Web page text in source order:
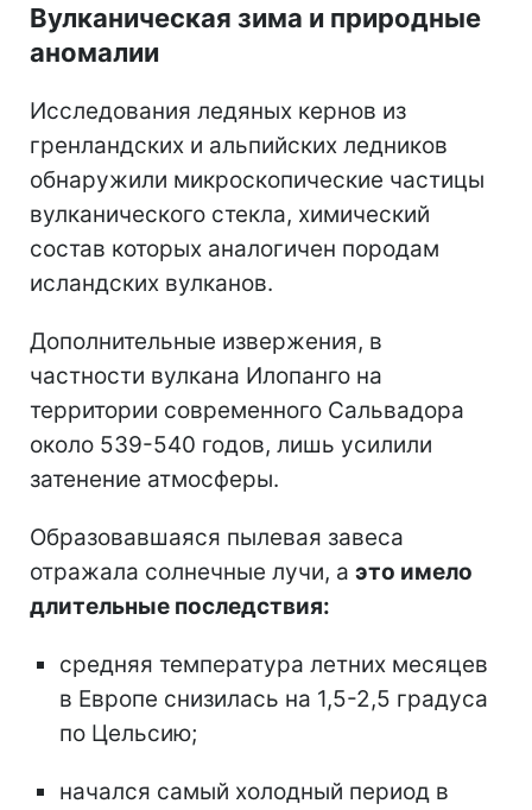
Вулканическая зима и природные
аномалии
Исследования ледяных кернов из
гренландских и альпийских ледников
обнаружили микроскопические частицы
вулканического стекла, химический
состав которых аналогичен породам
исландских вулканов.
Дополнительные извержения, в
частности вулкана Илопанго на
территории современного Сальвадора
около 539-540 годов, лишь усилили
затенение атмосферы.
Образовавшаяся пылевая завеса
отражала солнечные лучи, а это имело
длительные последствия:
средняя температура летних месяцев
в Европе снизилась на 1,5-2,5 градуса
по Цельсию;
начался самый холодный период в